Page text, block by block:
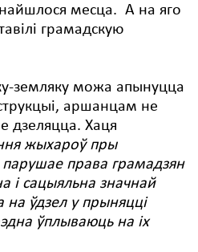
месца. А на яго
грамадскую
земляку можа апынуцца
аршанцам не
дзеляцца. Хаця
жыхароў пры
парушае права грамадзян
і сацыяльна значнай
на ўдзел у прыняцці
ўплываюць на іх